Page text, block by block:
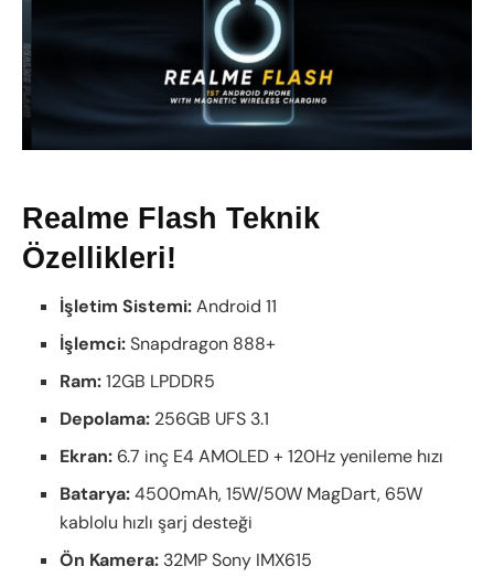
Realme Flash Teknik
Özellikleri!
İşletim Sistemi:Android 11
İşlemci:Snapdragon 888+
Ram:12GB LPDDR5
Depolama: 256GB UFS 3.1
Ekran: 6.7 inç E4 AMOLED + 120Hz yenileme hızı
Batarya:4500mAh, 15W/50W MagDart, 65W
kablolu hızlı şarj desteği
Ön Kamera: 32MP Sony IMX615